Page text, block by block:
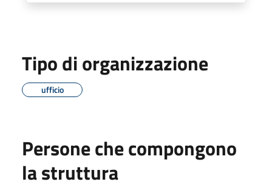
Tipo di organizzazione
ufficio
Persone che compongono
la struttura